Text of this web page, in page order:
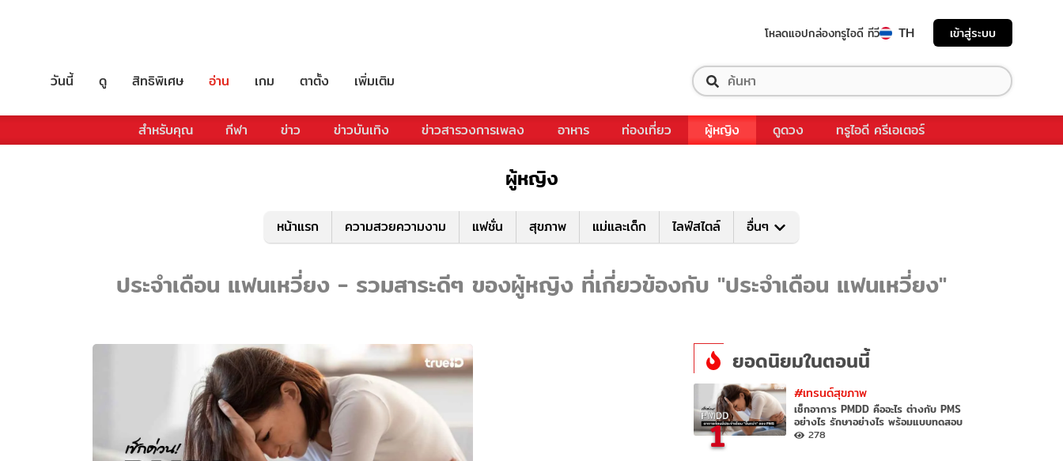
โหลดแอปกล่องทรูไอดี ทีวี TH เข้าสู่ระบบ
วันนี้ ดู สิทธิพิเศษ อ่าน เกม ตาตั้ง เพิ่มเติม
สำหรับคุณ กีฬา ข่าว ข่าวบันเทิง ข่าวสารวงการเพลง อาหาร ท่องเที่ยว ผู้หญิง ดูดวง ทรูไอดี ครีเอเตอร์
ผู้หญิง
หน้าแรก ความสวยความงาม แฟชั่น สุขภาพ แม่และเด็ก ไลฟ์สไตล์ อื่นๆ
ประจำเดือน แฟนเหวี่ยง - รวมสาระดีๆ ของผู้หญิง ที่เกี่ยวข้องกับ "ประจำเดือน แฟนเหวี่ยง"
ยอดนิยมในตอนนี้
1
#เทรนด์สุขภาพ
เช็กอาการ PMDD คืออะไร ต่างกับ PMS
อย่างไร รักษาอย่างไร พร้อมแบบทดสอบ
278